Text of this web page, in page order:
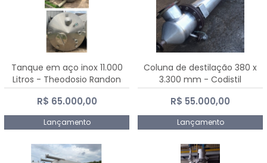
Tanque em aço inox 11.000
Litros - Theodosio Randon
R$ 65.000,00
Lançamento
Coluna de destilação 380 x
3.300 mm - Codistil
R$ 55.000,00
Lançamento